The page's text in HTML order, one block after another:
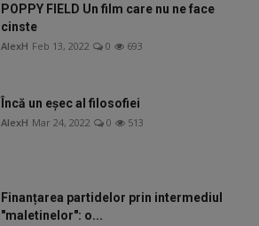
POPPY FIELD Un film care nu ne face
cinste
AlexH Feb 13, 2022 0 693
Încă un eșec al filosofiei
AlexH Mar 24, 2022 0 513
Finanțarea partidelor prin intermediul
"maletinelor": o...